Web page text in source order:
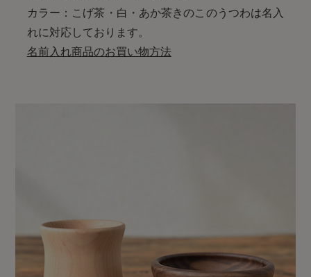
カラー：こげ茶・白・あか茶きのこのうつわは名入
れに対応しております。
名前入れ商品のお買い物方法